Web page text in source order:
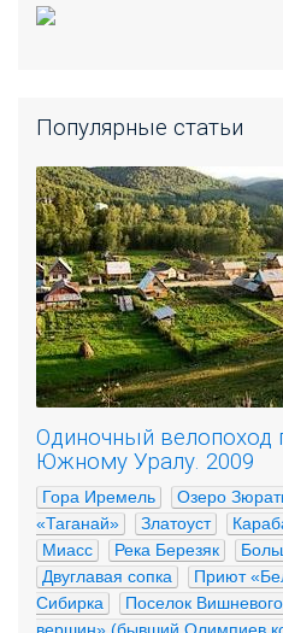
Популярные статьи
Одиночный велопоход
Южному Уралу. 2009
Гора Иремель Озеро
«Таганай»
Златоуст
Миасс
Река Березяк
Двуглавая сопка
Приют
Сибирка
Поселок